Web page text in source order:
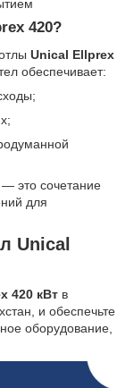
420?
Unical Ellprex
обеспечивает:
— это сочетание
для
Unical
420 кВт в
и обеспечьте
оборудование,